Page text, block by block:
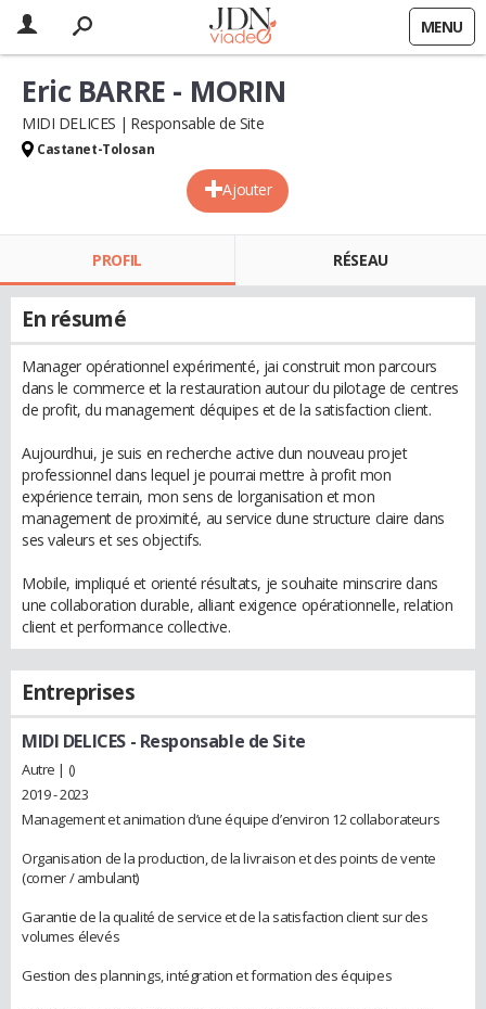
MENU
Ajouter
Eric BARRE - MORIN
MIDI DELICES Responsable de Site
Castanet-Tolosan
PROFIL RÉSEAU
En résumé
Manager opérationnel expérimenté, jai construit mon parcours
dans le commerce et la restauration autour du pilotage de centres
de profit, du management déquipes et de la satisfaction client.
Aujourdhui, je suis en recherche active dun nouveau projet
professionnel dans lequel je pourrai mettre à profit mon
expérience terrain, mon sens de lorganisation et mon
management de proximité, au service dune structure claire dans
ses valeurs et ses objectifs.
Mobile, impliqué et orienté résultats, je souhaite minscrire dans
une collaboration durable, alliant exigence opérationnelle, relation
client et performance collective.
Entreprises
MIDI DELICES- Responsable de Site
Autre | ()
2019 - 2023
Management et animation d’une équipe d’environ 12 collaborateurs
Organisation de la production, de la livraison et des points de vente
(corner / ambulant)
Garantie de la qualité de service et de la satisfaction client sur des
volumes élevés
Gestion des plannings, intégration et formation des équipes